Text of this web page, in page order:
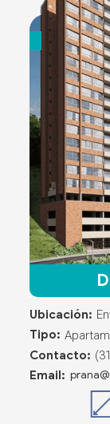
Ubicación:
Tipo:
Contacto:
Email: